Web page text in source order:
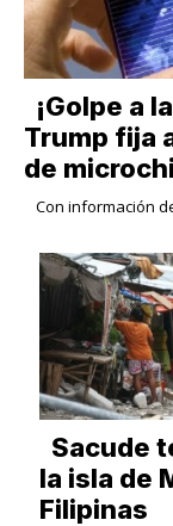
¡Golpe a
Trump fija
de
Con información
Sacude
la isla de
Filipinas